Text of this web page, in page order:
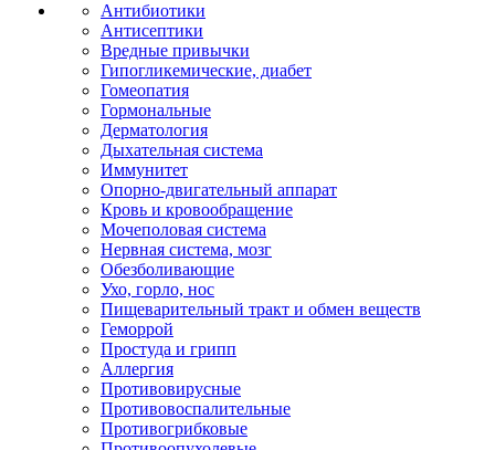
Антибиотики
Антисептики
Вредные привычки
Гипогликемические, диабет
Гомеопатия
Гормональные
Дерматология
Дыхательная система
Иммунитет
Опорно-двигательный аппарат
Кровь и кровообращение
Мочеполовая система
Нервная система, мозг
Обезболивающие
Ухо, горло, нос
Пищеварительный тракт и обмен веществ
Геморрой
Простуда и грипп
Аллергия
Противовирусные
Противовоспалительные
Противогрибковые